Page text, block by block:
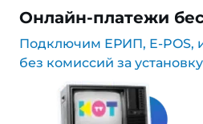
Онлайн-платежи
Подключим ЕРИП, E-POS,
без комиссий за установку